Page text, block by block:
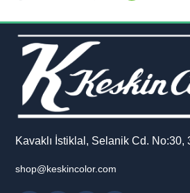
Kavaklı İstiklal, Selanik Cd. No:30,
shop@keskincolor.com